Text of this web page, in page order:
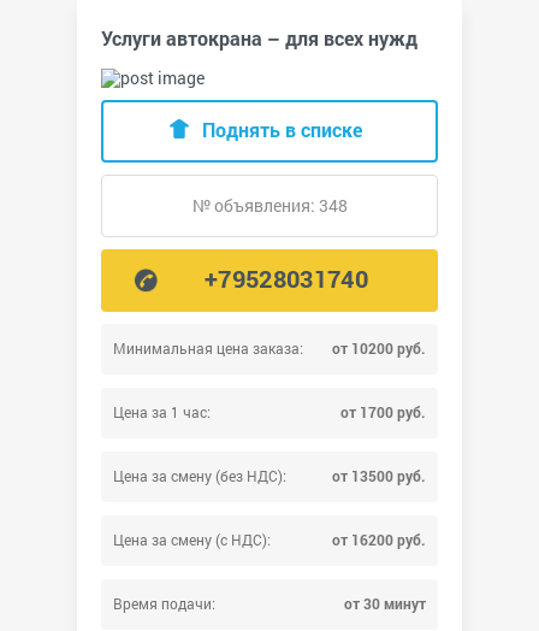
Услуги автокрана – для всех нужд
Минимальная цена заказа: от 10200 руб.
Цена за 1 час: от 1700 руб.
Цена за смену (без НДС): от 13500 руб.
Цена за смену (с НДС): от 16200 руб.
Время подачи: от 30 минут
Поднять в списке
№ объявления: 348
+79528031740